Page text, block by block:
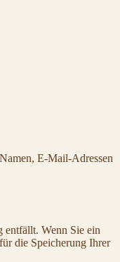
E-Mail-Adressen
entfällt. Wenn Sie ein
die Speicherung Ihrer